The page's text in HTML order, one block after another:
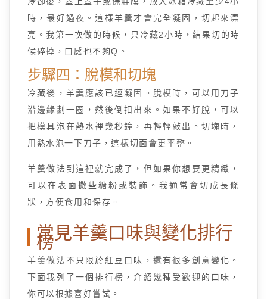
時，最好過夜。這樣羊羹才會完全凝固，切起來漂
亮。我第一次做的時候，只冷藏2小時，結果切的時
候碎掉，口感也不夠Q。
步驟四：脫模和切塊
冷藏後，羊羹應該已經凝固。脫模時，可以用刀子
沿邊緣劃一圈，然後倒扣出來。如果不好脫，可以
把模具泡在熱水裡幾秒鐘，再輕輕敲出。切塊時，
用熱水泡一下刀子，這樣切面會更平整。
羊羹做法到這裡就完成了，但如果你想要更精緻，
可以在表面撒些糖粉或裝飾。我通常會切成長條
狀，方便食用和保存。
常見羊羹口味與變化排行
榜
羊羹做法不只限於紅豆口味，還有很多創意變化。
下面我列了一個排行榜，介紹幾種受歡迎的口味，
你可以根據喜好嘗試。